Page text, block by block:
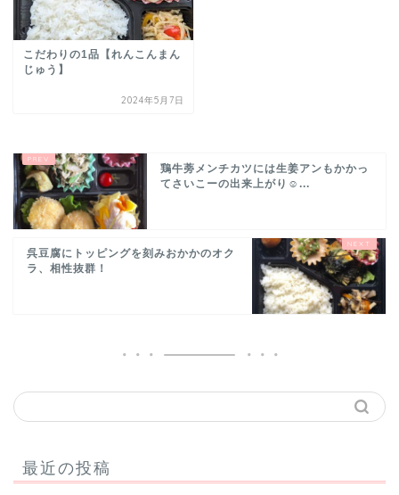
こだわりの1品【れんこんまん
じゅう】
2024年5月7日
鶏牛蒡メンチカツには生姜アンもかかっ
てさいこーの出来上がり☺...
呉豆腐にトッピングを刻みおかかのオク
ラ、相性抜群！
最近の投稿